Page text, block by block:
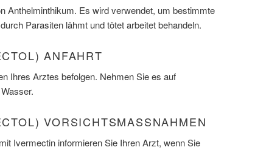
Anthelminthikum. Es wird verwendet, um bestimmte
Parasiten lähmt und tötet arbeitet behandeln.
ANFAHRT
Ihres Arztes befolgen. Nehmen Sie es auf
VORSICHTSMASSNAHMEN
Ivermectin informieren Sie Ihren Arzt, wenn Sie